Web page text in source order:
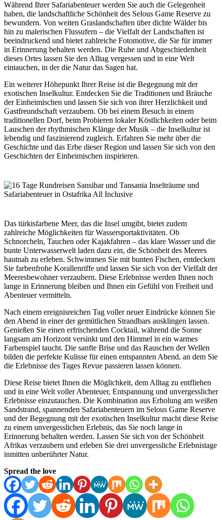
Während Ihrer Safariabenteuer werden Sie auch die Gelegenheit
haben, die landschaftliche Schönheit des Selous Game Reserve zu
bewundern. Von weiten Graslandschaften über dichte Wälder bis
hin zu malerischen Flussufern – die Vielfalt der Landschaften ist
beeindruckend und bietet zahlreiche Fotomotive, die Sie für immer
in Erinnerung behalten werden. Die Ruhe und Abgeschiedenheit
dieses Ortes lassen Sie den Alltag vergessen und in eine Welt
eintauchen, in der die Natur das Sagen hat.
Ein weiterer Höhepunkt Ihrer Reise ist die Begegnung mit der
exotischen Inselkultur. Entdecken Sie die Traditionen und Bräuche
der Einheimischen und lassen Sie sich von ihrer Herzlichkeit und
Gastfreundschaft verzaubern. Ob bei einem Besuch in einem
traditionellen Dorf, beim Probieren lokaler Köstlichkeiten oder beim
Lauschen der rhythmischen Klänge der Musik – die Inselkultur ist
lebendig und faszinierend zugleich. Erfahren Sie mehr über die
Geschichte und das Erbe dieser Region und lassen Sie sich von den
Geschichten der Einheimischen inspirieren.
Das türkisfarbene Meer, das die Insel umgibt, bietet zudem
zahlreiche Möglichkeiten für Wassersportaktivitäten. Ob
Schnorcheln, Tauchen oder Kajakfahren – das klare Wasser und die
bunte Unterwasserwelt laden dazu ein, die Schönheit des Meeres
hautnah zu erleben. Schwimmen Sie mit bunten Fischen, entdecken
Sie farbenfrohe Korallenriffe und lassen Sie sich von der Vielfalt der
Meeresbewohner verzaubern. Diese Erlebnisse werden Ihnen noch
lange in Erinnerung bleiben und Ihnen ein Gefühl von Freiheit und
Abenteuer vermitteln.
Nach einem ereignisreichen Tag voller neuer Eindrücke können Sie
den Abend in einer der gemütlichen Strandbars ausklingen lassen.
Genießen Sie einen erfrischenden Cocktail, während die Sonne
langsam am Horizont versinkt und den Himmel in ein warmes
Farbenspiel taucht. Die sanfte Brise und das Rauschen der Wellen
bilden die perfekte Kulisse für einen entspannten Abend, an dem Sie
die Erlebnisse des Tages Revue passieren lassen können.
Diese Reise bietet Ihnen die Möglichkeit, dem Alltag zu entfliehen
und in eine Welt voller Abenteuer, Entspannung und unvergesslicher
Erlebnisse einzutauchen. Die Kombination aus Erholung am weißen
Sandstrand, spannenden Safariabenteuern im Selous Game Reserve
und der Begegnung mit der exotischen Inselkultur macht diese Reise
zu einem unvergesslichen Erlebnis, das Sie noch lange in
Erinnerung behalten werden. Lassen Sie sich von der Schönheit
Afrikas verzaubern und erleben Sie drei unvergessliche Erlebnistage
inmitten unberührter Natur.
Spread the love